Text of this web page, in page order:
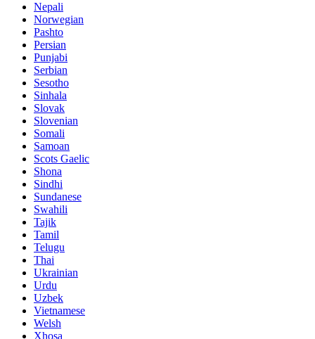
Nepali
Norwegian
Pashto
Persian
Punjabi
Serbian
Sesotho
Sinhala
Slovak
Slovenian
Somali
Samoan
Scots Gaelic
Shona
Sindhi
Sundanese
Swahili
Tajik
Tamil
Telugu
Thai
Ukrainian
Urdu
Uzbek
Vietnamese
Welsh
Xhosa